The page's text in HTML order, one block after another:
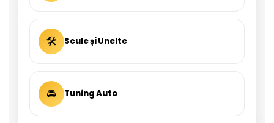
🛠 Scule și Unelte
🚘 Tuning Auto